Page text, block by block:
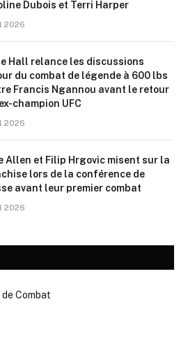
Dubois et Terri Harper
2026
Hall relance les discussions
du combat de légende à 600 lbs
Francis Ngannou avant le retour
champion UFC
2026
Allen et Filip Hrgovic misent sur la
lors de la conférence de
avant leur premier combat
2026
Combat